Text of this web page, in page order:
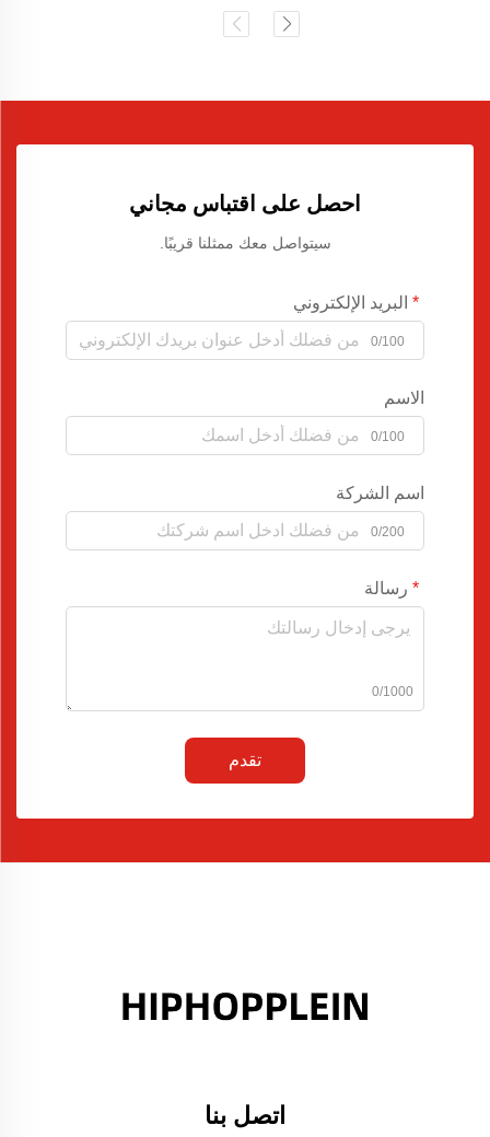
احصل على اقتباس مجاني
سيتواصل معك ممثلنا قريبًا.
البريد الإلكتروني
0/100
الاسم
0/100
اسم الشركة
0/200
رسالة
0/1000
تقدم
اتصل بنا